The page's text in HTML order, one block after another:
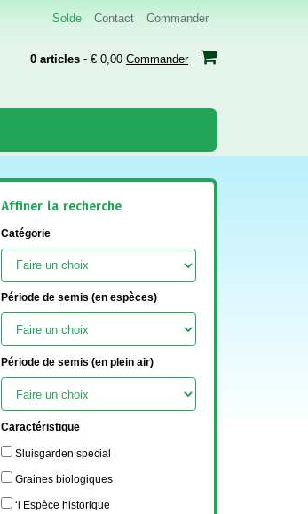
Solde Contact Commander
0 articles - € 0,00 Commander
Affiner la recherche
Catégorie
Période de semis (en espèces)
Période de semis (en plein air)
Caractéristique
Sluisgarden special
Graines biologiques
‘l Espèce historique